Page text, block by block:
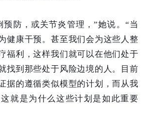
预防，或关节炎管理，”她说。“当
健康干预。甚至我们会为这些人整
福利，这样我们就可以在他们处于
找到那些处于风险边境的人。目前
据的遵循类似模型的计划，而从我
就是为什么这些计划是如此重要